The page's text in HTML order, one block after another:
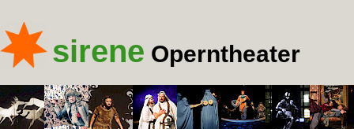
sirene Operntheater